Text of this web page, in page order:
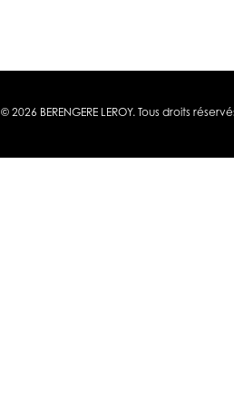
© 2026 BERENGERE LEROY. Tous droits